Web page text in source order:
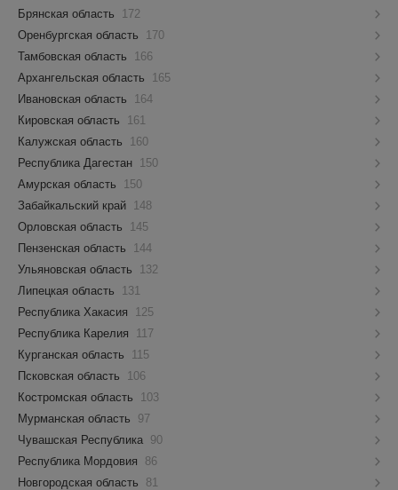
Брянская область
172
Оренбургская область
170
Тамбовская область
166
Архангельская область
165
Ивановская область
164
Кировская область
161
Калужская область
160
Республика Дагестан 150
Амурская область
150
Забайкальский край 148
Орловская область
145
Пензенская область
144
Ульяновская область
132
Липецкая область
131
Республика Хакасия
125
Республика Карелия
117
Курганская область
115
Псковская область
106
Костромская область
103
Мурманская область
97
Чувашская Республика 90
Республика Мордовия
86
Новгородская область
81